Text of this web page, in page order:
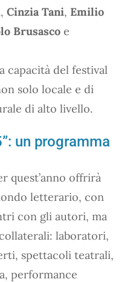
, Cinzia Tani, Emilio
Brusasco e
capacità del festival
solo locale e di
di alto livello.
un programma
quest’anno offrirà
letterario, con
con gli autori, ma
laboratori,
spettacoli teatrali,
performance